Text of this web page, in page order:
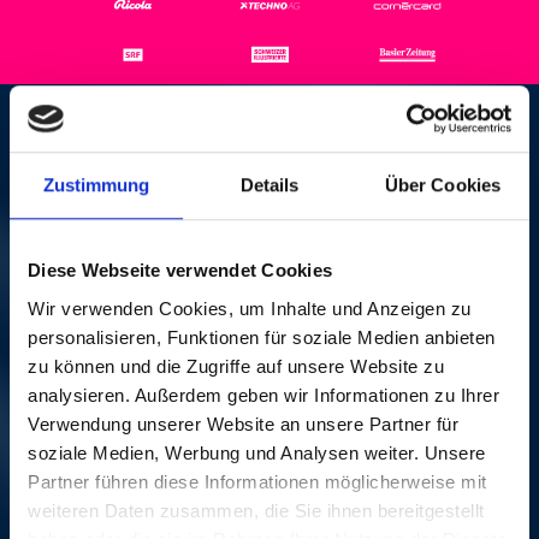
Zustimmung Details Über Cookies
Diese Webseite verwendet Cookies
Wir verwenden Cookies, um Inhalte und Anzeigen zu
personalisieren, Funktionen für soziale Medien anbieten
zu können und die Zugriffe auf unsere Website zu
analysieren. Außerdem geben wir Informationen zu Ihrer
Verwendung unserer Website an unsere Partner für
soziale Medien, Werbung und Analysen weiter. Unsere
Partner führen diese Informationen möglicherweise mit
weiteren Daten zusammen, die Sie ihnen bereitgestellt
BONNIE TAYLOR
QUINTET
JEU, 21 OCT 1993,
15H00 | SWINGIN'
AFTERNOON
Ciba, Basel
AUTRES CONCERTS
mer, 20 oct 1993, 15H00 SPITALKONZERT